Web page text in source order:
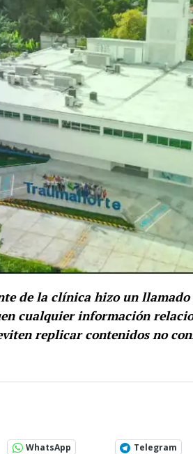
de la clínica hizo un
cualquier información
replicar contenidos no
WhatsApp Telegram